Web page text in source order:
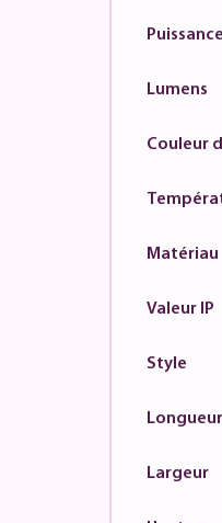
Paul
Philips
Lumens
Couleur
Matériau
Valeur IP
Style
Longueur
Largeur